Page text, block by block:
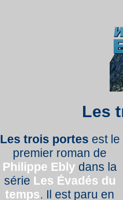
Les
Les trois portes est le
premier roman de
Philippe Ebly dans la
série Les Évadés du
temps. Il est paru en